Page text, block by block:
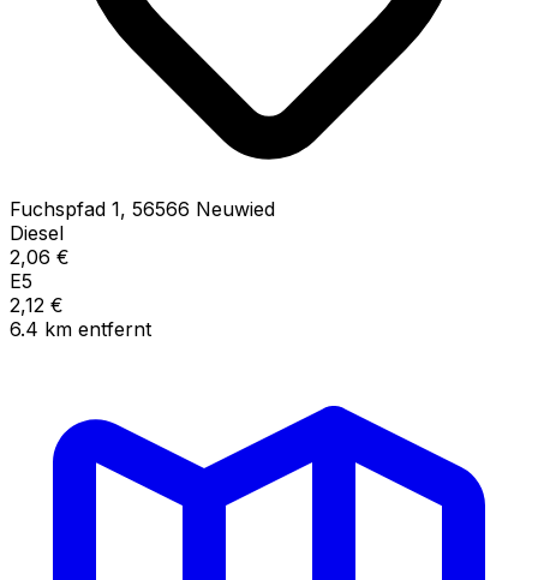
Fuchspfad 1, 56566 Neuwied
Diesel
2,06 €
E5
2,12 €
6.4 km entfernt